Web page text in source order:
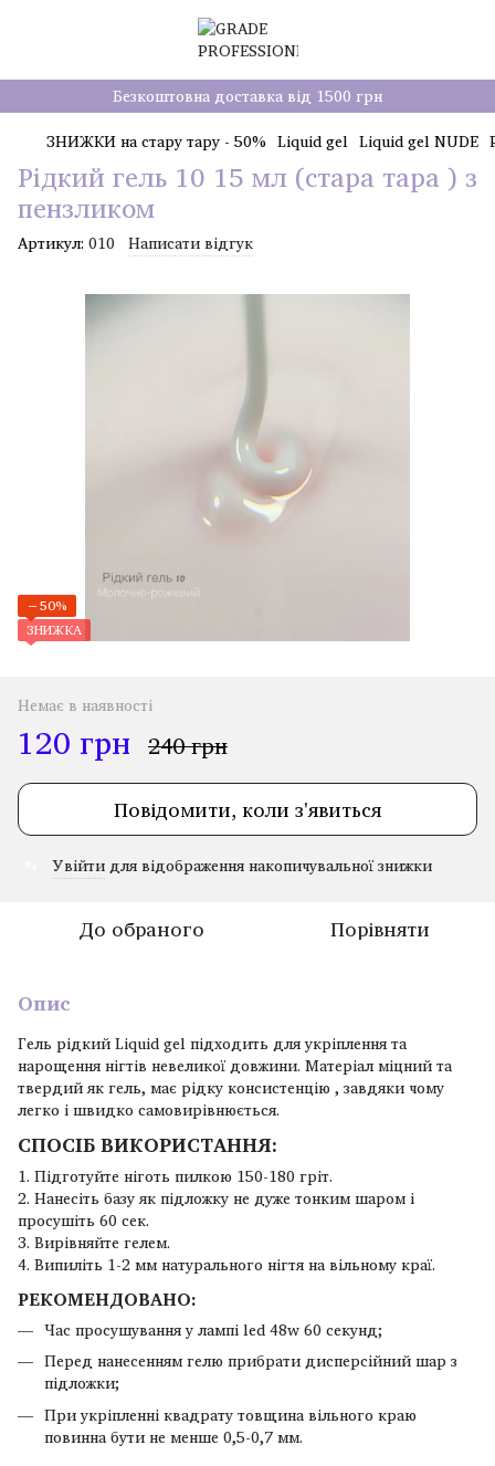
Безкоштовна доставка від 1500 грн
ЗНИЖКИ на стару тару - 50% Liquid gel Liquid gel NUDE
Рідкий гель 10 15 мл (стара тара ) з
пензликом
Артикул: 010 Написати відгук
−50%
ЗНИЖКА
Немає в наявності
120 грн 240 грн
Повідомити, коли з'явиться
Увійти для відображення накопичувальної знижки
До обраного Порівняти
Опис
Гель рідкий Liquid gel підходить для укріплення та
нарощення нігтів невеликої довжини. Матеріал міцний та
твердий як гель, має рідку консистенцію , завдяки чому
легко і швидко самовирівнюється.
СПОСІБ ВИКОРИСТАННЯ:
1. Підготуйте ніготь пилкою 150-180 гріт.
2. Нанесіть базу як підложку не дуже тонким шаром і
просушіть 60 сек.
3. Вирівняйте гелем.
4. Випиліть 1-2 мм натурального нігтя на вільному краї.
РЕКОМЕНДОВАНО:
Час просушування у лампі led 48w 60 секунд;
Перед нанесенням гелю прибрати дисперсійний шар з
підложки;
При укріпленні квадрату товщина вільного краю
повинна бути не менше 0,5-0,7 мм.